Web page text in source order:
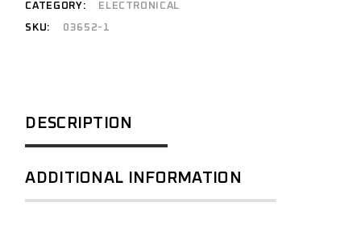
CATEGORY: ELECTRONICAL
SKU: 03652-1
DESCRIPTION
ADDITIONAL INFORMATION